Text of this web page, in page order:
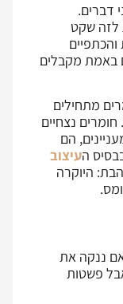
דברים.
לזה שקט
והכתפיים
באמת מקבלים
מתחילים
חומרים נצחיים
הם
העיצוב
היוקרה
ננקה את
פשטות